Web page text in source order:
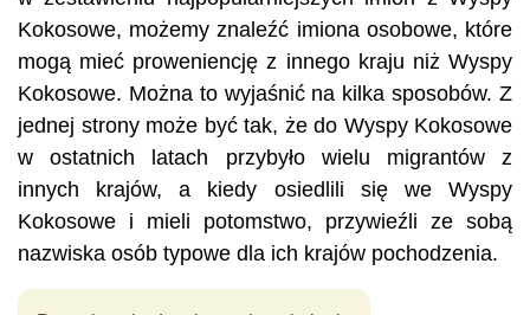
Kokosowe, możemy znaleźć imiona osobowe, które
mogą mieć proweniencję z innego kraju niż Wyspy
Kokosowe. Można to wyjaśnić na kilka sposobów. Z
jednej strony może być tak, że do Wyspy Kokosowe
w ostatnich latach przybyło wielu migrantów z
innych krajów, a kiedy osiedlili się we Wyspy
Kokosowe i mieli potomstwo, przywieźli ze sobą
nazwiska osób typowe dla ich krajów pochodzenia.